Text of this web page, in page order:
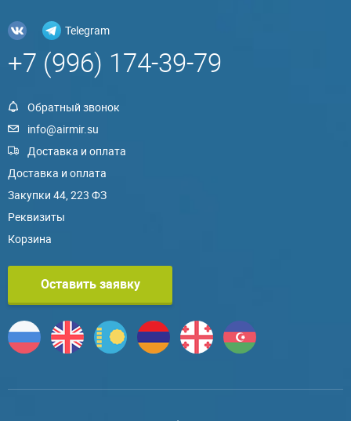
Telegram
+7 (996) 174-39-79
Обратный звонок
info@airmir.su
Доставка и оплата
Доставка и оплата
Закупки 44, 223 ФЗ
Реквизиты
Корзина
Оставить заявку